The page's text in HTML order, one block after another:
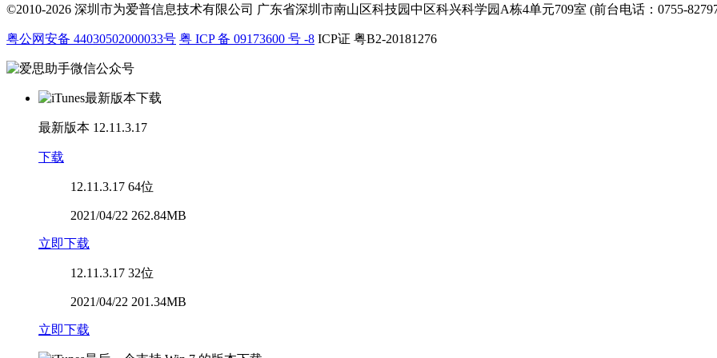
©2010-2026 深圳市为爱普信息技术有限公司 广东省深圳市南山区科技园中区科兴科学园A栋4单元709室 (前台电话：0755-
粤公网安备 44030502000033号 粤 ICP 备 09173600 号 -8 ICP证 粤B2-20181276
最新版本 12.11.3.17
下载
12.11.3.17 64位
2021/04/22 262.84MB
立即下载
12.11.3.17 32位
2021/04/22 201.34MB
立即下载